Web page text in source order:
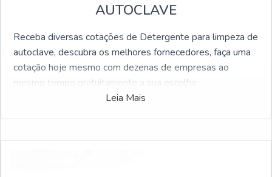
AUTOCLAVE
Receba diversas cotações de Detergente para limpeza de
autoclave, descubra os melhores fornecedores, faça uma
cotação hoje mesmo com dezenas de empresas ao
mesmo tempo gratuitamente a sua escolha
Leia Mais